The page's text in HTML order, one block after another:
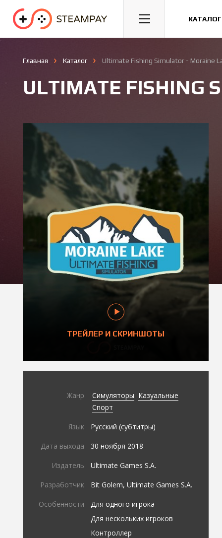
Спорт Гонки Казуальные
Главная Каталог Ultimate Fishing Simulator - Moraine
ULTIMATE FISHING
ТРЕЙЛЕР И СКРИНШОТЫ
Жанр Симуляторы Казуальные
Спорт
Язык Русский (субтитры)
Дата выхода 30 ноября 2018
Издатель Ultimate Games S.A.
Разработчик Bit Golem, Ultimate Games S.A.
Особенности
Для одного игрока
Для нескольких игроков
Контроллер